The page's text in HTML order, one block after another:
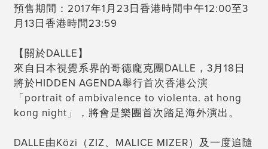
預售期間：2017年1月23日香港時間中午12:00至3
月13日香港時間23:59
【關於DALLE】
來自日本視覺系界的哥德龐克團DALLE，3月18日
將於HIDDEN AGENDA舉行首次香港公演
「portrait of ambivalence to violenta. at hong
kong night」，將會是樂團首次踏足海外演出。
DALLE由Közi（ZIZ、MALICE MIZER）及一度追隨